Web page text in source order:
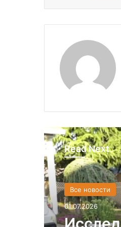
Read Next
Все новости
01.07.2026